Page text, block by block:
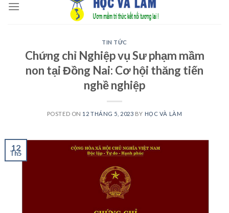
TIN TỨC
Chứng chỉ Nghiệp vụ Sư phạm mầm
non tại Đồng Nai: Cơ hội thăng tiến
nghề nghiệp
POSTED ON 12 THÁNG 5, 2023 BY HỌC VÀ LÀM
12
Th5